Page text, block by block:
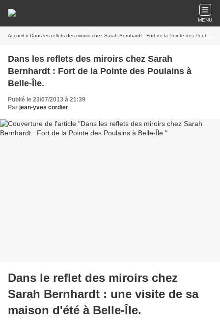
MENU
Accueil » Dans les reflets des miroirs chez Sarah Bernhardt : Fort de la Pointe des Poulains à Belle-Île.
Dans les reflets des miroirs chez Sarah
Bernhardt : Fort de la Pointe des Poulains à
Belle-Île.
Publié le 23/07/2013 à 21:39
Par jean-yves cordier
Dans le reflet des miroirs chez
Sarah Bernhardt : une visite de sa
maison d'été à Belle-Île.